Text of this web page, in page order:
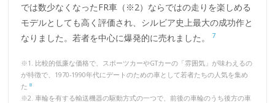
では数少なくなったFR車（※2）ならではの走りを楽しめる
モデルとしても高く評価され、シルビア史上最大の成功作と
なりました。若者を中心に爆発的に売れました。7
※1. 比較的低廉な価格で、スポーツカーやGTカーの「雰囲気」が味わえるの
が特徴で、1970-1990年代にデートのための車として若者たちの人気を集め
た8
※2. 車輪を有する輸送機器の駆動方式の一つで、前後の車輪のうち後方の車